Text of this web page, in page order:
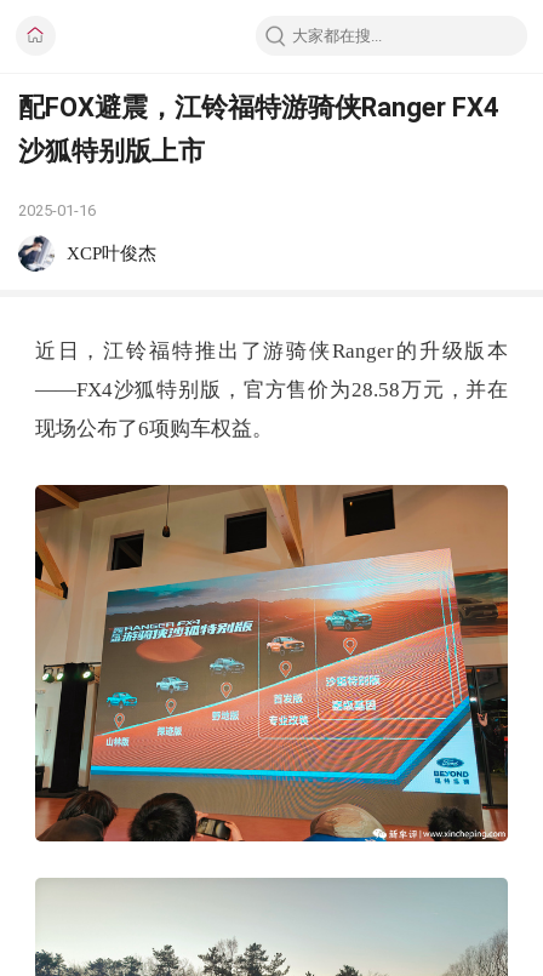
配FOX避震，江铃福特游骑侠Ranger FX4
沙狐特别版上市
2025-01-16
XCP叶俊杰
近日，江铃福特推出了游骑侠Ranger的升级版本
——FX4沙狐特别版，官方售价为28.58万元，并在
现场公布了6项购车权益。